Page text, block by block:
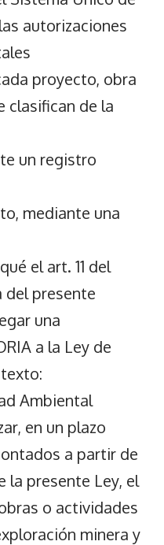
autorizaciones
proyecto, obra
clasifican de la
un registro
mediante una
el art. 11 del
del presente
una
a la Ley de
Ambiental
en un plazo
a partir de
la presente Ley, el
o actividades
minera y